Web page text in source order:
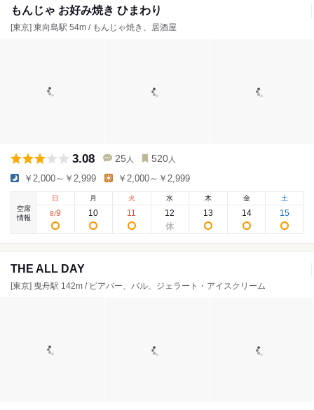
もんじゃ お好み焼き ひまわり
[東京] 東向島駅 54m / もんじゃ焼き、居酒屋
3.08 25 人 520 人
￥2,000～￥2,999 ￥2,000～￥2,999
空席
情報
日
8/9
月
10
火
11
水
12
木
13
金
14
土
15
THE ALL DAY
[東京] 曳舟駅 142m / ビアバー、バル、ジェラート・アイスクリーム